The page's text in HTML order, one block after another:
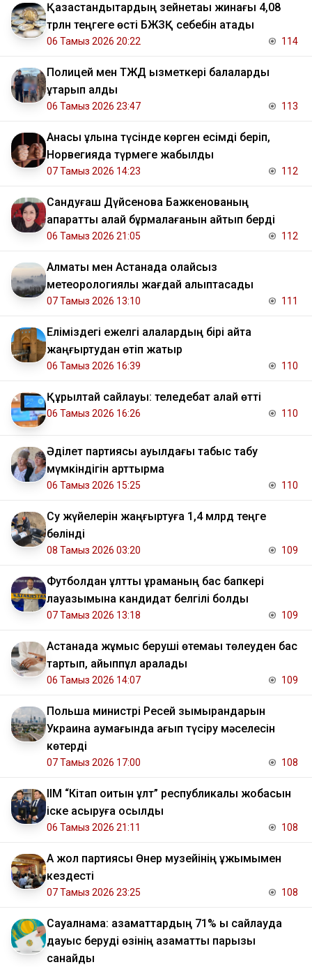
Қазақстандықтардың зейнетақы жинағы 4,08
трлн теңгеге өсті БЖЗҚ себебін атады
06 Тамыз 2026 20:22 114
Полицей мен ТЖД қызметкері балаларды
құтқарып қалды
06 Тамыз 2026 23:47 113
Анасы ұлына түсінде көрген есімді беріп,
Норвегияда түрмеге жабылды
07 Тамыз 2026 14:23 112
Сандуғаш Дүйсенова Бажкенованың
ақпаратты қалай бұрмалағанын айтып берді
06 Тамыз 2026 21:05 112
Алматы мен Астанада қолайсыз
метеорологиялық жағдай қалыптасады
07 Тамыз 2026 13:10 111
Еліміздегі ежелгі қалалардың бірі қайта
жаңғыртудан өтіп жатыр
06 Тамыз 2026 16:39 110
Құрылтай сайлауы: теледебат қалай өтті
06 Тамыз 2026 16:26 110
Әділет партиясы ауылдағы табыс табу
мүмкіндігін арттырмақ
06 Тамыз 2026 15:25 110
Су жүйелерін жаңғыртуға 1,4 млрд теңге
бөлінді
08 Тамыз 2026 03:20 109
Футболдан ұлттық құраманың бас бапкері
лауазымына кандидат белгілі болды
07 Тамыз 2026 13:18 109
Астанада жұмыс беруші өтемақы төлеуден бас
тартып, айыппұл арқалады
06 Тамыз 2026 14:07 109
Польша министрі Ресей зымырандарын
Украина аумағында қағып түсіру мәселесін
көтерді
07 Тамыз 2026 17:00 108
ІІМ “Кітап оқитын ұлт” республикалық жобасын
іске асыруға қосылды
06 Тамыз 2026 21:11 108
Ақ жол партиясы Өнер музейінің ұжымымен
кездесті
07 Тамыз 2026 23:25 108
Сауалнама: азаматтардың 71% ы сайлауда
дауыс беруді өзінің азаматтық парызы
санайды